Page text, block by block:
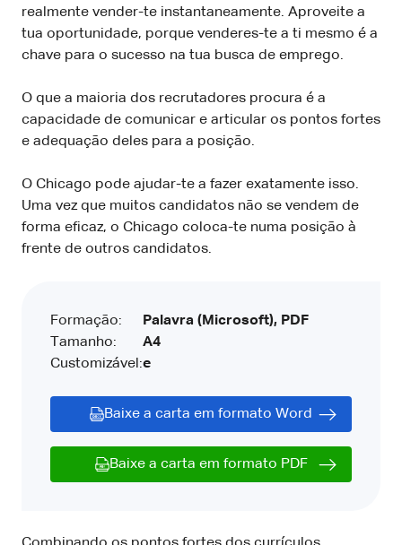
realmente vender-te instantaneamente. Aproveite a
tua oportunidade, porque venderes-te a ti mesmo é a
chave para o sucesso na tua busca de emprego.
O que a maioria dos recrutadores procura é a
capacidade de comunicar e articular os pontos fortes
e adequação deles para a posição.
O Chicago pode ajudar-te a fazer exatamente isso.
Uma vez que muitos candidatos não se vendem de
forma eficaz, o Chicago coloca-te numa posição à
frente de outros candidatos.
Formação:
Tamanho:
Customizável:
Palavra (Microsoft), PDF
A4
e
Baixe a carta em formato Word
Baixe a carta em formato PDF